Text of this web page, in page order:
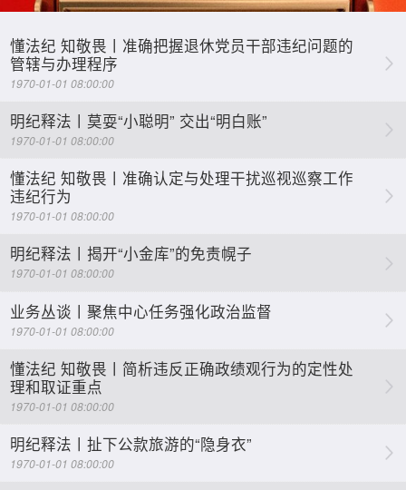
懂法纪 知敬畏丨准确把握退休党员干部违纪问题的
管辖与办理程序
1970-01-01 08:00:00
明纪释法丨莫耍“小聪明” 交出“明白账”
1970-01-01 08:00:00
懂法纪 知敬畏丨准确认定与处理干扰巡视巡察工作
违纪行为
1970-01-01 08:00:00
明纪释法丨揭开“小金库”的免责幌子
1970-01-01 08:00:00
业务丛谈丨聚焦中心任务强化政治监督
1970-01-01 08:00:00
懂法纪 知敬畏丨简析违反正确政绩观行为的定性处
理和取证重点
1970-01-01 08:00:00
明纪释法丨扯下公款旅游的“隐身衣”
1970-01-01 08:00:00